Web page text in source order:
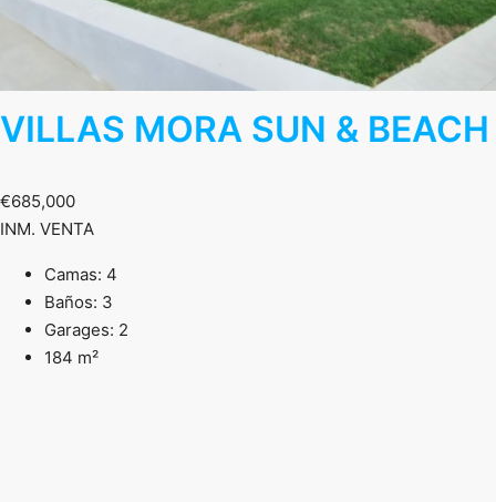
VILLAS MORA SUN & BEACH
€685,000
INM. VENTA
Camas: 4
Baños: 3
Garages: 2
184 m²